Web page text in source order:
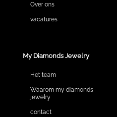
Over ons
vacatures
My Diamonds Jewelry
Het team
Waarom my diamonds
jewelry
contact